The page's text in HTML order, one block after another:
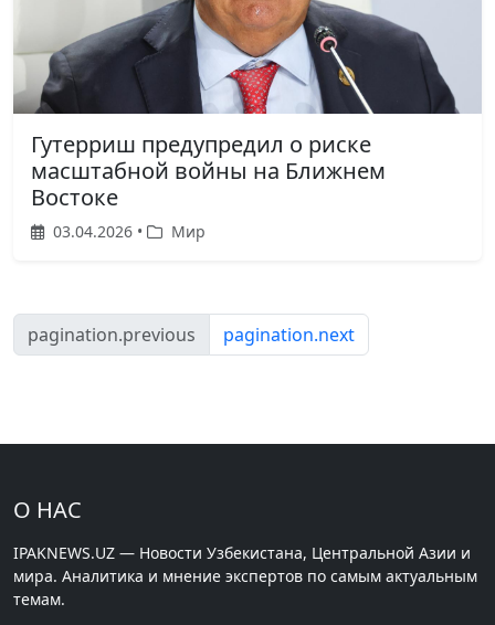
Гутерриш предупредил о риске
масштабной войны на Ближнем
Востоке
03.04.2026 • Мир
pagination.previous pagination.next
О НАС
IPAKNEWS.UZ — Новости Узбекистана, Центральной Азии и
мира. Аналитика и мнение экспертов по самым актуальным
темам.